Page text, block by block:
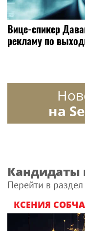
Вице-спикер
рекламу по
на
Перейти в раздел
КСЕНИЯ